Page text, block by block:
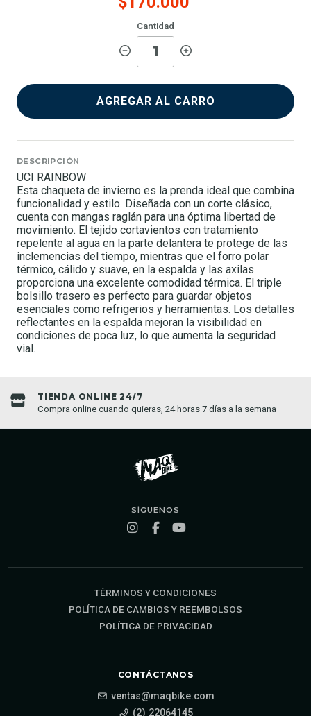
Cantidad
AGREGAR AL CARRO
DESCRIPCIÓN
UCI RAINBOW
Esta chaqueta de invierno es la prenda ideal que combina
funcionalidad y estilo. Diseñada con un corte clásico,
cuenta con mangas raglán para una óptima libertad de
movimiento. El tejido cortavientos con tratamiento
repelente al agua en la parte delantera te protege de las
inclemencias del tiempo, mientras que el forro polar
térmico, cálido y suave, en la espalda y las axilas
proporciona una excelente comodidad térmica. El triple
bolsillo trasero es perfecto para guardar objetos
esenciales como refrigerios y herramientas. Los detalles
reflectantes en la espalda mejoran la visibilidad en
condiciones de poca luz, lo que aumenta la seguridad
vial.
TIENDA ONLINE 24/7
Compra online cuando quieras, 24 horas 7 días a la semana
SÍGUENOS
TÉRMINOS Y CONDICIONES
POLÍTICA DE CAMBIOS Y REEMBOLSOS
POLÍTICA DE PRIVACIDAD
CONTÁCTANOS
ventas@maqbike.com
(2) 22064145